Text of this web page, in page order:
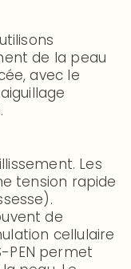
de la peau
avec le
Les
tension rapide
de
cellulaire
PEN permet